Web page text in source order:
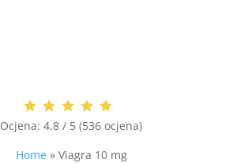
Ocjena: 4.8 / 5 (536 ocjena)
Home» Viagra 10 mg